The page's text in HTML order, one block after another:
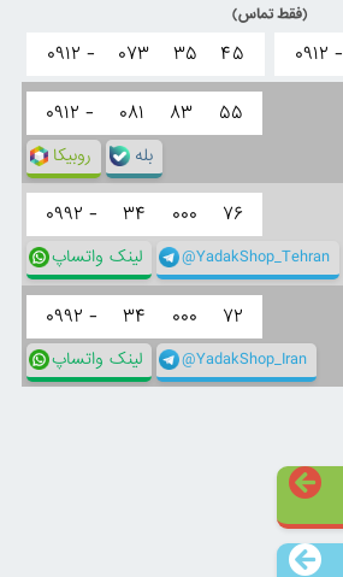
(فقط تماس)
۰۹۱۲ - ۰۹۱۲ - ۰۷۳ ۳۵ ۴۵
۰۹۱۲ - ۰۸۱ ۸۳ ۵۵
روبیکا بله
۰۹۹۲ - ۳۴ ۰۰۰ ۷۶
لینک واتساپ @YadakShop_Tehran
۰۹۹۲ - ۳۴ ۰۰۰ ۷۲
لینک واتساپ @YadakShop_Iran